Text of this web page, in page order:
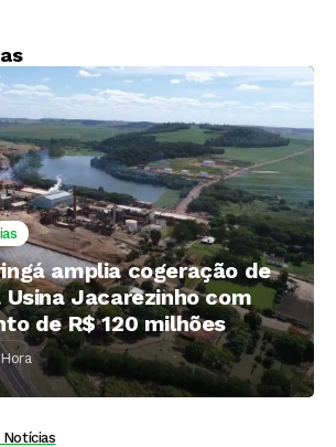
amplia cogeração de
Usina Jacarezinho com
de R$ 120 milhões